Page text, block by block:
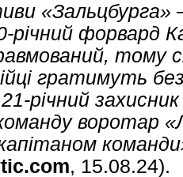
«Зальцбурга»
річний форвард
тому
гратимуть
21-річний
воротар
, 15.08.24).